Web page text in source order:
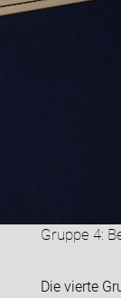
Gruppe 4:
Die vierte